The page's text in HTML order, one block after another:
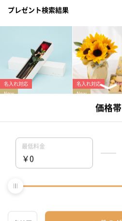
プレゼント検索結果